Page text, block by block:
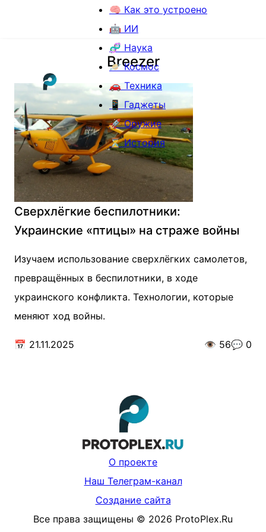
🧠 Как это устроено
🤖 ИИ
🧬 Наука
🪐 Космос
🚗 Техника
📱 Гаджеты
🚀 Оружие
⏳ История
Breezer
Сверхлёгкие беспилотники:
Украинские «птицы» на страже войны
Изучаем использование сверхлёгких самолетов,
превращённых в беспилотники, в ходе
украинского конфликта. Технологии, которые
меняют ход войны.
📅 21.11.2025 👁️ 56💬 0
О проекте
Наш Телеграм-канал
Создание сайта
Все права защищены © 2026 ProtoPlex.Ru